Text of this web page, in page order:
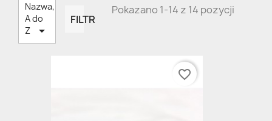
Nazwa,
A do
Z

FILTR
Pokazano 1-14 z 14 pozycji
favorite_border